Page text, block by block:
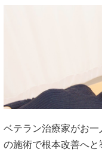
ベテラン治療家がお
の施術で根本改善へと